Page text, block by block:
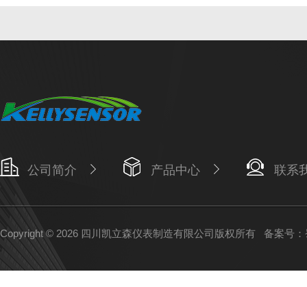
公司简介 产品中心 联系
Copyright © 2026 四川凯立森仪表制造有限公司版权所有 备案号：